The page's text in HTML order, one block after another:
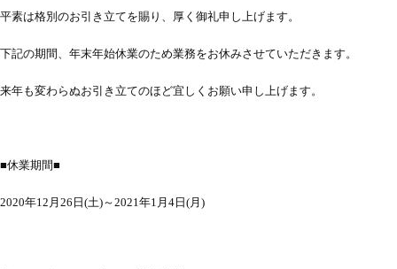
平素は格別のお引き立てを賜り、厚く御礼申し上げます。
下記の期間、年末年始休業のため業務をお休みさせていただきます。
来年も変わらぬお引き立てのほど宜しくお願い申し上げます。
■休業期間■
2020年12月26日(土)～2021年1月4日(月)